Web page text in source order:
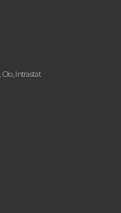
Intrastat